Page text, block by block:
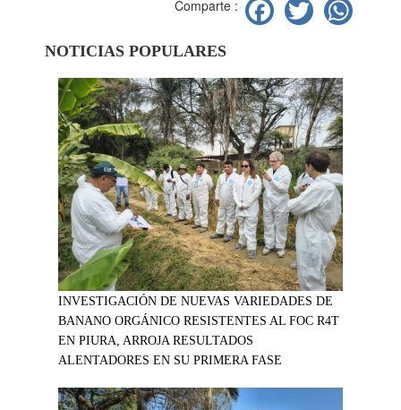
Comparte :
NOTICIAS POPULARES
INVESTIGACIÓN DE NUEVAS VARIEDADES DE
BANANO ORGÁNICO RESISTENTES AL FOC R4T
EN PIURA, ARROJA RESULTADOS
ALENTADORES EN SU PRIMERA FASE